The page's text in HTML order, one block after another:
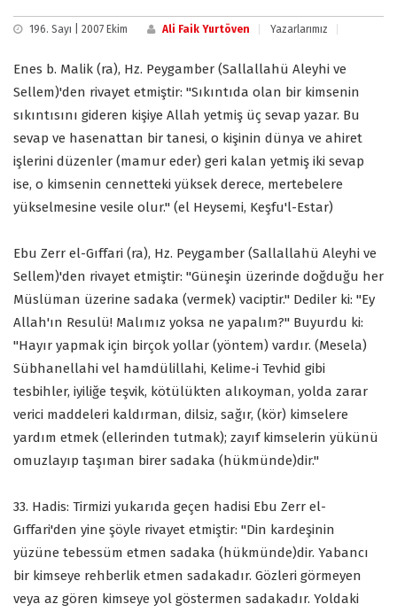
196. Sayı | 2007 Ekim Ali Faik Yurtöven Yazarlarımız
Enes b. Malik (ra), Hz. Peygamber (Sallallahü Aleyhi ve
Sellem)'den rivayet etmiştir: "Sıkıntıda olan bir kimsenin
sıkıntısını gideren kişiye Allah yetmiş üç sevap yazar. Bu
sevap ve hasenattan bir tanesi, o kişinin dünya ve ahiret
işlerini düzenler (mamur eder) geri kalan yetmiş iki sevap
ise, o kimsenin cennetteki yüksek derece, mertebelere
yükselmesine vesile olur." (el Heysemi, Keşfu'l-Estar)
Ebu Zerr el-Gıffari (ra), Hz. Peygamber (Sallallahü Aleyhi ve
Sellem)'den rivayet etmiştir: "Güneşin üzerinde doğduğu her
Müslüman üzerine sadaka (vermek) vaciptir." Dediler ki: "Ey
Allah'ın Resulü! Malımız yoksa ne yapalım?" Buyurdu ki:
"Hayır yapmak için birçok yollar (yöntem) vardır. (Mesela)
Sübhanellahi vel hamdülillahi, Kelime-i Tevhid gibi
tesbihler, iyiliğe teşvik, kötülükten alıkoyman, yolda zarar
verici maddeleri kaldırman, dilsiz, sağır, (kör) kimselere
yardım etmek (ellerinden tutmak); zayıf kimselerin yükünü
omuzlayıp taşıman birer sadaka (hükmünde)dir."
33. Hadis: Tirmizi yukarıda geçen hadisi Ebu Zerr el-
Gıffari'den yine şöyle rivayet etmiştir: "Din kardeşinin
yüzüne tebessüm etmen sadaka (hükmünde)dir. Yabancı
bir kimseye rehberlik etmen sadakadır. Gözleri görmeyen
veya az gören kimseye yol göstermen sadakadır. Yoldaki